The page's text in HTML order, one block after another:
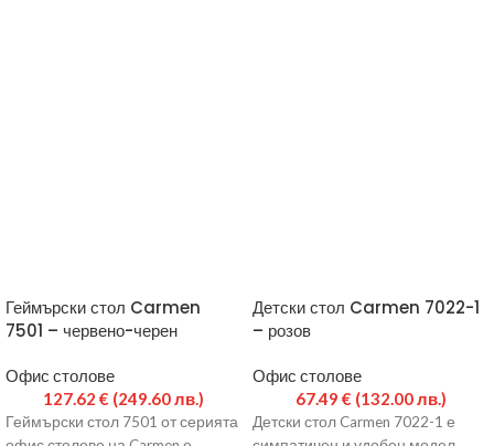
Геймърски стол Carmen
7501 – червено-черен
Офис столове
127.62 € (249.60 лв.)
Геймърски стол 7501 от серията
Детски стол Carmen 7022-1
– розов
Офис столове
67.49 € (132.00 лв.)
Детски стол Carmen 7022-1 е